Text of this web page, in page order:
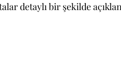
detaylı bir şekilde